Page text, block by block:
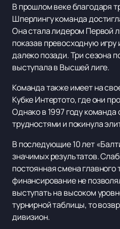
В прошлом веке благодаря
Шперлингу команда
Она стала лидером Первой
показав превосходную игру
далеко позади. Три сезона
выступала в Высшей лиге.
Команда также имеет на
Кубке Интертото, где они
Однако в 1997 году команда
трудностями и покинула
В последующие 10 лет
значимых результатов.
постоянная смена главного
финансирование не
выступать на высоком
турнирной таблицы, то
дивизион.